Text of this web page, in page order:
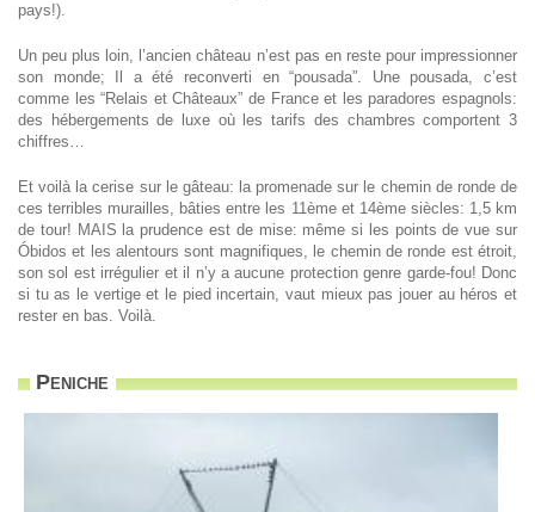
pays!).
Un peu plus loin, l’ancien château n’est pas en reste pour impressionner
son monde; Il a été reconverti en “pousada”. Une pousada, c’est
comme les “Relais et Châteaux” de France et les paradores espagnols:
des hébergements de luxe où les tarifs des chambres comportent 3
chiffres…
Et voilà la cerise sur le gâteau: la promenade sur le chemin de ronde de
ces terribles murailles, bâties entre les 11ème et 14ème siècles: 1,5 km
de tour! MAIS la prudence est de mise: même si les points de vue sur
Óbidos et les alentours sont magnifiques, le chemin de ronde est étroit,
son sol est irrégulier et il n’y a aucune protection genre garde-fou! Donc
si tu as le vertige et le pied incertain, vaut mieux pas jouer au héros et
rester en bas. Voilà.
Peniche